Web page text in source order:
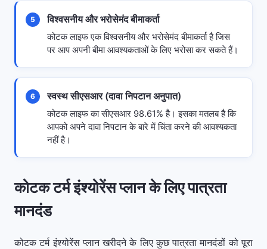
5 विश्वसनीय और भरोसेमंद बीमाकर्ता
कोटक लाइफ एक विश्वसनीय और भरोसेमंद बीमाकर्ता है जिस
पर आप अपनी बीमा आवश्यकताओं के लिए भरोसा कर सकते हैं।
6 स्वस्थ सीएसआर (दावा निपटान अनुपात)
कोटक लाइफ का सीएसआर 98.61% है। इसका मतलब है कि
आपको अपने दावा निपटान के बारे में चिंता करने की आवश्यकता
नहीं है।
कोटक टर्म इंश्योरेंस प्लान के लिए पात्रता
मानदंड
कोटक टर्म इंश्योरेंस प्लान खरीदने के लिए कुछ पात्रता मानदंडों को पूरा